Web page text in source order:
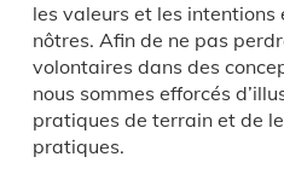
les valeurs et les
nôtres. Afin de ne pas
volontaires dans des
nous sommes efforcés
pratiques de terrain et de
pratiques.